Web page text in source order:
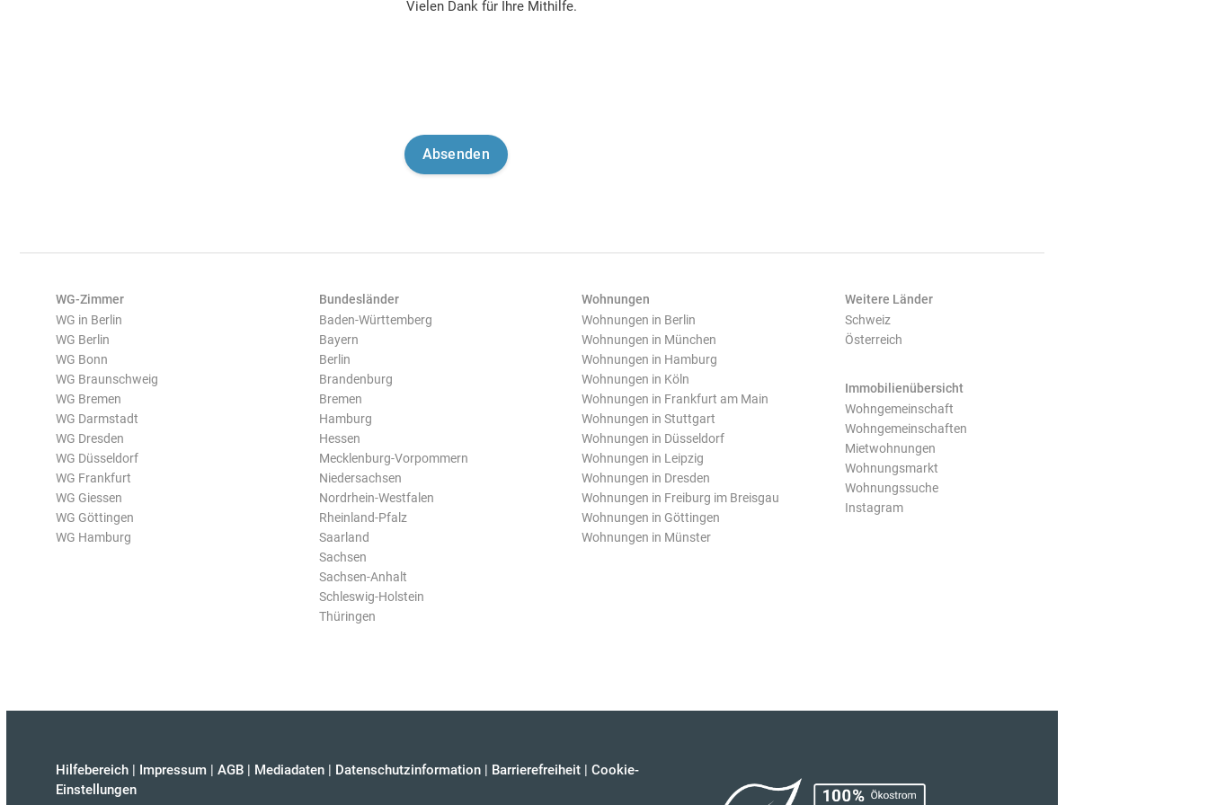
Vielen Dank für Ihre Mithilfe.
WG-Zimmer
WG in Berlin
WG Berlin
WG Bonn
WG Braunschweig
WG Bremen
WG Darmstadt
WG Dresden
WG Düsseldorf
WG Frankfurt
WG Giessen
WG Göttingen
WG Hamburg
Bundesländer
Baden-Württemberg
Bayern
Berlin
Brandenburg
Bremen
Hamburg
Hessen
Mecklenburg-Vorpommern
Niedersachsen
Nordrhein-Westfalen
Rheinland-Pfalz
Saarland
Sachsen
Sachsen-Anhalt
Schleswig-Holstein
Thüringen
Wohnungen
Wohnungen in Berlin
Wohnungen in München
Wohnungen in Hamburg
Wohnungen in Köln
Wohnungen in Frankfurt am Main
Wohnungen in Stuttgart
Wohnungen in Düsseldorf
Wohnungen in Leipzig
Wohnungen in Dresden
Wohnungen in Freiburg im Breisgau
Wohnungen in Göttingen
Wohnungen in Münster
Weitere Länder
Schweiz
Österreich
Immobilienübersicht
Wohngemeinschaft
Wohngemeinschaften
Mietwohnungen
Wohnungsmarkt
Wohnungssuche
Instagram
Hilfebereich | Impressum | AGB | Mediadaten | Datenschutzinformation | Barrierefreiheit | Cookie-
Einstellungen